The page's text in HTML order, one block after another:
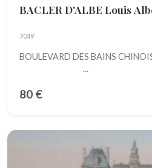
BACLER D'ALBE Louis
7049
BOULEVARD DES BAINS
...
80 €